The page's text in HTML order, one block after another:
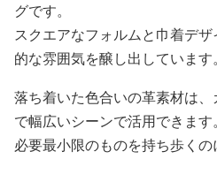
グです。
スクエアなフォルムと巾着デ
的な雰囲気を醸し出しています。
落ち着いた色合いの革素材は
で幅広いシーンで活用できます。
必要最小限のものを持ち歩くの